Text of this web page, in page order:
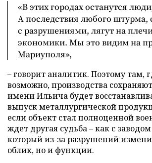
«В этих городах останутся
А последствия любого штурма,
с разрушениями, лягут на
экономики. Мы это видим на
Мариуполя»,
– говорит аналитик. Поэтому там,
возможно, производства
имени Ильича будет
выпуск металлургической
если объект стал полноценной
ждет другая судьба – как с заводом
который из-за разрушений
облик, но и функции.